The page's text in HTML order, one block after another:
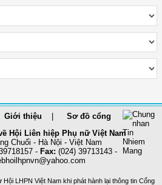
Giới thiệu
Sơ đồ cổng
Hội Liên hiệp Phụ nữ Việt Nam
Chuối - Hà Nội - Việt Nam
- Fax: (024) 39713143 -
LHPN Việt Nam khi phát hành lại thông tin Cổng